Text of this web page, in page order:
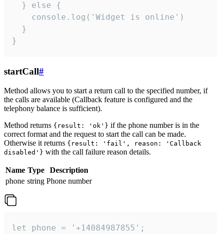
  } else {
    console.log('Widget is online')
  }
}
startCall#
Method allows you to start a return call to the specified number, if
the calls are available (Callback feature is configured and the
telephony balance is sufficient).
Method returns {result: 'ok'} if the phone number is in the
correct format and the request to start the call can be made.
Otherwise it returns {result: 'fail', reason: 'Callback
disabled'} with the call failure reason details.
Name Type
Description
phone string Phone number
let phone = '+14084987855';